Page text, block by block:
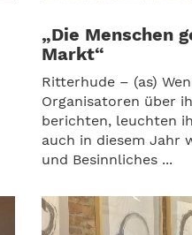
„Die Menschen
Markt“
Ritterhude – (as)
Organisatoren über
berichten, leuchten
auch in diesem Jahr
und Besinnliches ...